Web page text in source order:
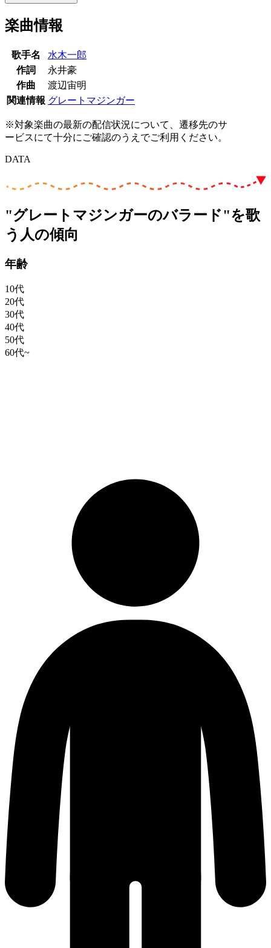
楽曲情報
歌手名
水木一郎
作詞
永井豪
作曲
渡辺宙明
関連情報 グレートマジンガー
※対象楽曲の最新の配信状況について、遷移先のサ
ービスにて十分にご確認のうえでご利用ください。
DATA
"グレートマジンガーのバラード"を歌
う人の傾向
年齢
10代
20代
30代
40代
50代
60代~